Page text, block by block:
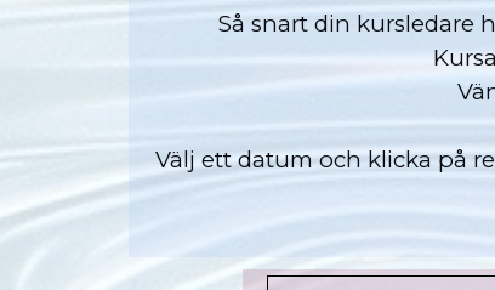
Så snart din kursledare
Välj ett datum och klicka på